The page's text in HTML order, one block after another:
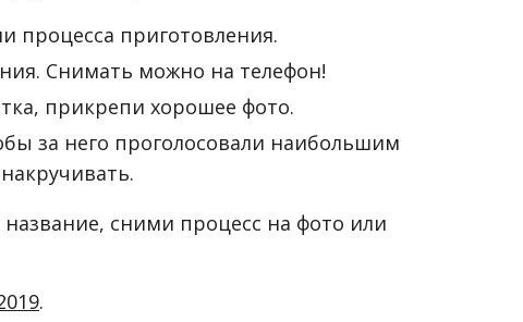
процесса приготовления.
Снимать можно на телефон!
прикрепи хорошее фото.
за него проголосовали наибольшим
сними процесс на фото или
.